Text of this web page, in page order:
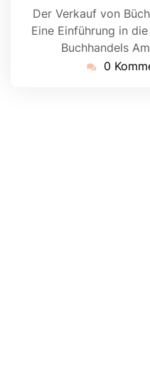
Der Verkauf von
Eine Einführung in
Buchhandels
0